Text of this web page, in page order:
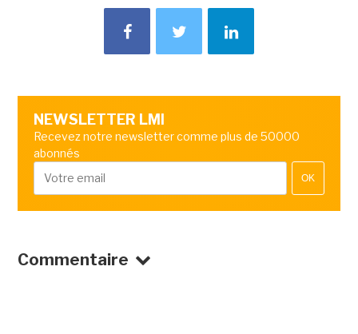
NEWSLETTER LMI
Recevez notre newsletter comme plus de 50000
abonnés
OK
Commentaire